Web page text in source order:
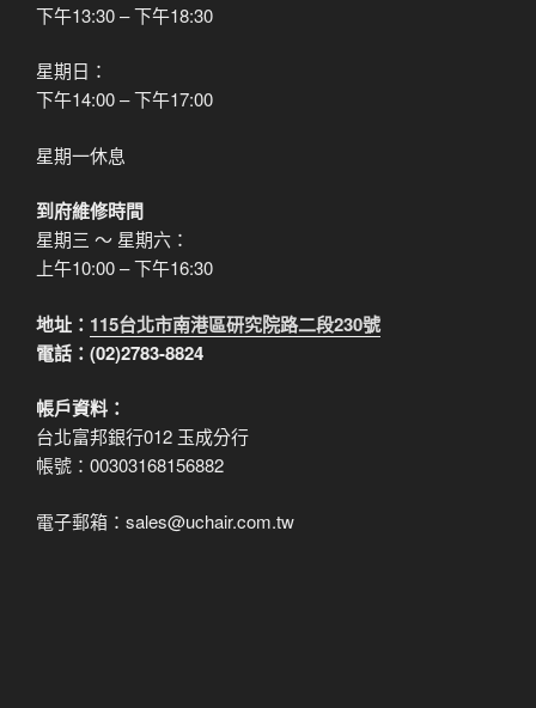
下午13:30 – 下午18:30
星期日：
下午14:00 – 下午17:00
星期一休息
到府維修時間
星期三 ～ 星期六：
上午10:00 – 下午16:30
地址： 115台北市南港區研究院路二段230號
電話：(02)2783-8824
帳戶資料：
台北富邦銀行012 玉成分行
帳號：00303168156882
電子郵箱：sales@uchair.com.tw